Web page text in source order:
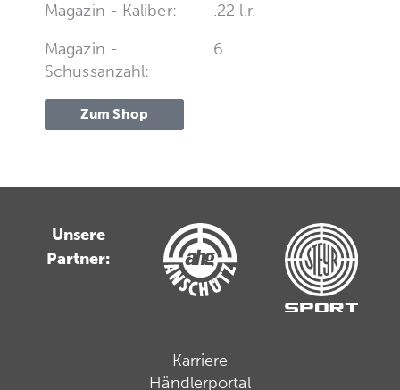
Magazin - Kaliber:
.22 l.r.
Magazin -
Schussanzahl:
6
Zum Shop
Unsere
Partner:
Karriere
Händlerportal